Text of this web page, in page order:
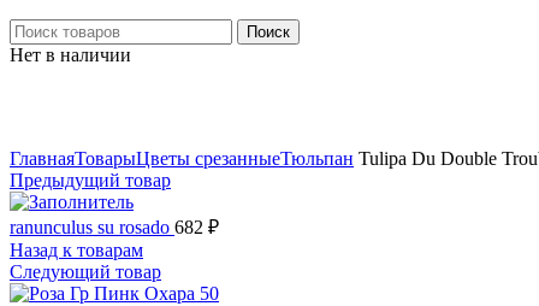
Поиск
Нет в наличии
ГлавнаяТоварыЦветы срезанныеТюльпан Tulipa Du Double
Предыдущий товар
ranunculus su rosado 682 ₽
Назад к товарам
Следующий товар